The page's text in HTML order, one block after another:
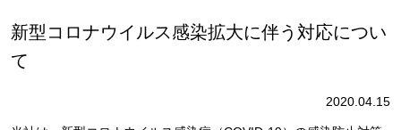
新型コロナウイルス感染拡大に伴う対応につい
て
2020.04.15